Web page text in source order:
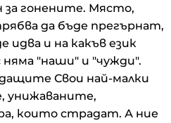
гонените. Място,
да бъде прегърнат,
идва и на какъв език
"наши" и "чужди".
Свои най-малки
унижаваните,
които страдат. А ние